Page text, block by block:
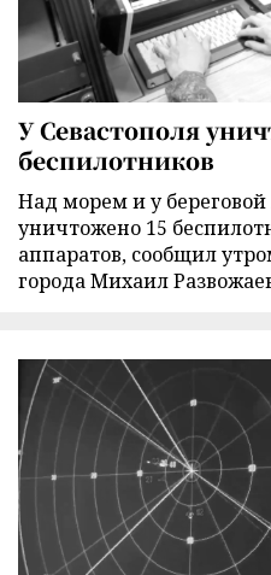
У Севастополя
беспилотников
Над морем и у
уничтожено 15
аппаратов, сообщил
города Михаил